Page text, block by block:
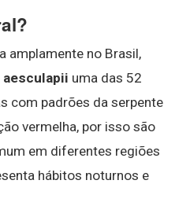
amplamente no Brasil,
uma das 52
com padrões da serpente
vermelha, por isso são
em diferentes regiões
hábitos noturnos e